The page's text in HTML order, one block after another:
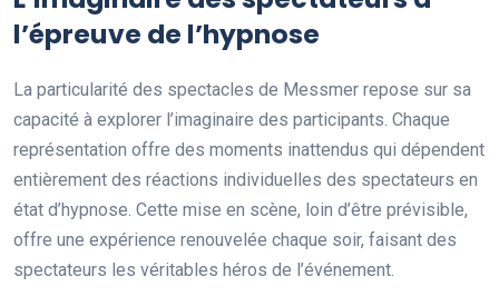
l’épreuve de l’hypnose
La particularité des spectacles de Messmer repose sur sa
capacité à explorer l’imaginaire des participants. Chaque
représentation offre des moments inattendus qui dépendent
entièrement des réactions individuelles des spectateurs en
état d’hypnose. Cette mise en scène, loin d’être prévisible,
offre une expérience renouvelée chaque soir, faisant des
spectateurs les véritables héros de l’événement.